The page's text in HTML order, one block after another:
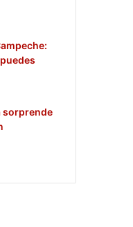
sorprende